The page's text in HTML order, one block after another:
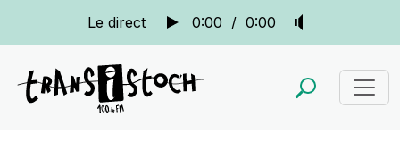
Le direct 0:00 / 0:00